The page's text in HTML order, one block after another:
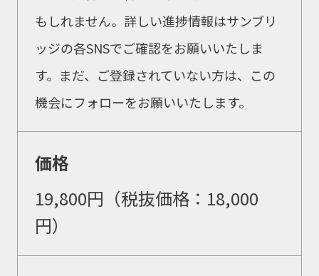
取扱店舗
WEBショップ
ニュース
イベント
もしれません。詳しい進捗情報はサンブリ
ッジの各SNSでご確認をお願いいたしま
す。まだ、ご登録されていない方は、この
機会にフォローをお願いいたします。
価格
19,800円（税抜価格： 18,000
円）